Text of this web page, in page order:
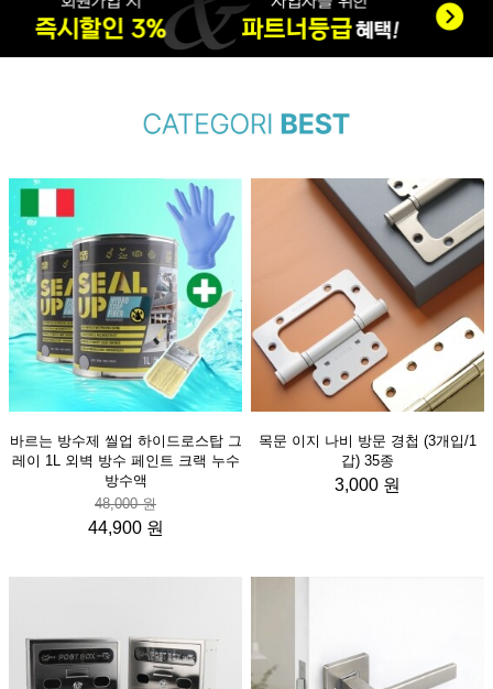
바르는 방수제 씰업 하이드로스탑 그
레이 1L 외벽 방수 페인트 크랙 누수
방수액
48,000 원
44,900 원
목문 이지 나비 방문 경첩 (3개입/1
갑) 35종
3,000 원